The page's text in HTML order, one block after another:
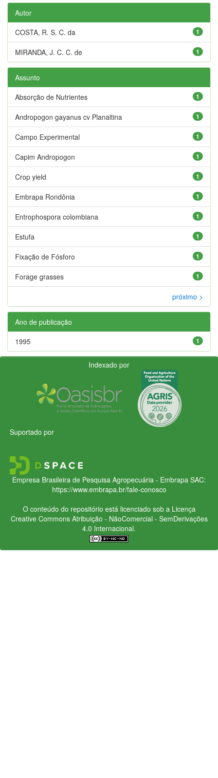
Autor
1
COSTA, R. S. C. da
1
MIRANDA, J. C. C. de
Assunto
1
Absorção de Nutrientes
1
Andropogon gayanus cv Planaltina
1
Campo Experimental
1
Capim Andropogon
1
Crop yield
1
Embrapa Rondônia
1
Entrophospora colombiana
1
Estufa
1
Fixação de Fósforo
1
Forage grasses
próximo >
Ano de publicação
1
1995
Indexado por
Suportado por
Empresa Brasileira de Pesquisa Agropecuária - Embrapa SAC:
https://www.embrapa.br/fale-conosco
O conteúdo do repositório está licenciado sob a Licença
Creative CommonsAtribuição - NãoComercial - SemDerivações
4.0 Internacional.